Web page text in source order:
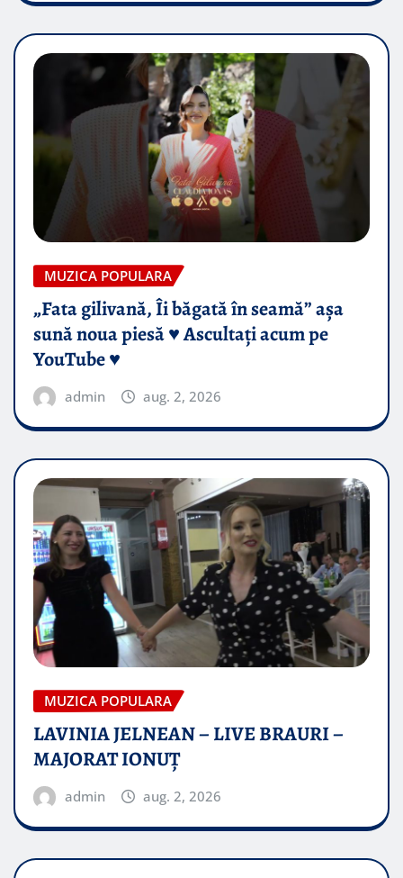
MUZICA POPULARA
„Fata gilivană, Îi băgată în seamă” așa
sună noua piesă ♥️ Ascultați acum pe
YouTube ♥️
admin aug. 2, 2026
MUZICA POPULARA
LAVINIA JELNEAN – LIVE BRAURI –
MAJORAT IONUŢ
admin aug. 2, 2026